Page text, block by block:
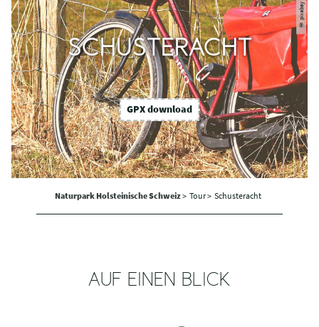
© pixabay
SCHUSTERACHT
GPX download
Naturpark Holsteinische Schweiz> Tour > Schusteracht
AUF EINEN BLICK